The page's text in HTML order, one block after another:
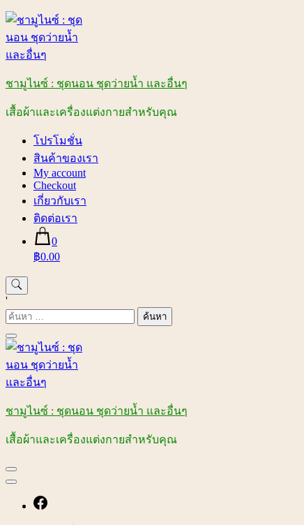
Skip
content
ชามูไนซ์ : ชุดนอน ชุดว่ายน้ำ และอื่นๆ
เสื้อผ้าและเครื่องแต่งกายสำหรับคุณ
โปรโมชั่น
สินค้าของเรา
My account
Checkout
เกี่ยวกับเรา
ติดต่อเรา
0
฿0.00
'
ค้นหา
สำหรับ:
ชามูไนซ์ : ชุดนอน ชุดว่ายน้ำ และอื่นๆ
เสื้อผ้าและเครื่องแต่งกายสำหรับคุณ